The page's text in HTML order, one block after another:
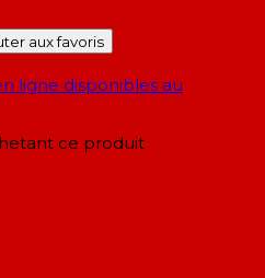
aux favoris
ligne disponibles au
ce produit